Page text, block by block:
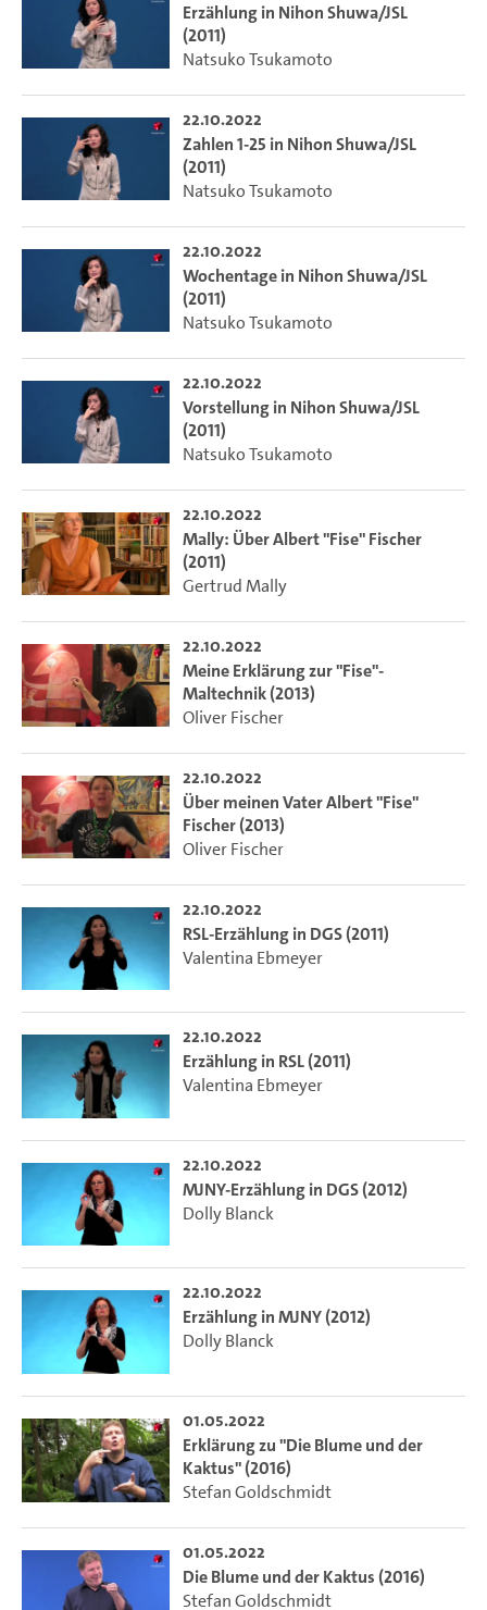
Erzählung in Nihon Shuwa/JSL
(2011)
Natsuko Tsukamoto
22.10.2022
Zahlen 1-25 in Nihon Shuwa/JSL
(2011)
Natsuko Tsukamoto
22.10.2022
Wochentage in Nihon Shuwa/JSL
(2011)
Natsuko Tsukamoto
22.10.2022
Vorstellung in Nihon Shuwa/JSL
(2011)
Natsuko Tsukamoto
22.10.2022
Mally: Über Albert "Fise" Fischer
(2011)
Gertrud Mally
22.10.2022
Meine Erklärung zur "Fise"-
Maltechnik (2013)
Oliver Fischer
22.10.2022
Über meinen Vater Albert "Fise"
Fischer (2013)
Oliver Fischer
22.10.2022
RSL-Erzählung in DGS (2011)
Valentina Ebmeyer
22.10.2022
Erzählung in RSL (2011)
Valentina Ebmeyer
22.10.2022
MJNY-Erzählung in DGS (2012)
Dolly Blanck
22.10.2022
Erzählung in MJNY (2012)
Dolly Blanck
01.05.2022
Erklärung zu "Die Blume und der
Kaktus" (2016)
Stefan Goldschmidt
01.05.2022
Die Blume und der Kaktus (2016)
Stefan Goldschmidt